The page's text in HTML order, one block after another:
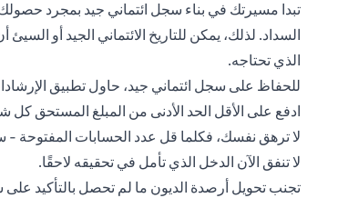
تبدا مسيرتك في بناء سجل ائتماني جيد بمجرد
السداد. لذلك، يمكن للتاريخ الائتماني الجيد أو
الذي تحتاجه.
للحفاظ على سجل ائتماني جيد، حاول تطبيق
ادفع على الأقل الحد الأدنى من المبلغ المستحق كل
لا ترهق نفسك، فكلما قل عدد الحسابات المفتوحة -
لا تنفق الآن الدخل الذي تأمل في تحقيقه لاحقًا.
تجنب تحويل أرصدة الديون ما لم تحصل بالتأكيد